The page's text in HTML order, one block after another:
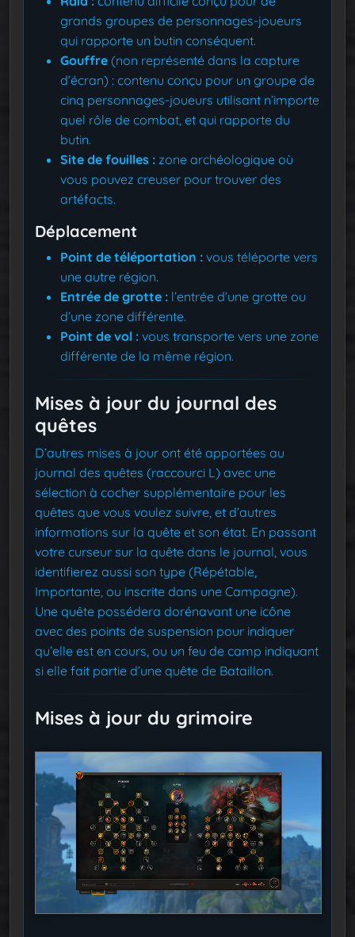
grands groupes de personnages-joueurs
qui rapporte un butin conséquent.
Gouffre (non représenté dans la capture
d’écran) : contenu conçu pour un groupe de
cinq personnages-joueurs utilisant n’importe
quel rôle de combat, et qui rapporte du
butin.
Site de fouilles : zone archéologique où
vous pouvez creuser pour trouver des
artéfacts.
Déplacement
Point de téléportation : vous téléporte vers
une autre région.
Entrée de grotte : l’entrée d’une grotte ou
d’une zone différente.
Point de vol : vous transporte vers une zone
différente de la même région.
Mises à jour du journal des
quêtes
D’autres mises à jour ont été apportées au
journal des quêtes (raccourci L) avec une
sélection à cocher supplémentaire pour les
quêtes que vous voulez suivre, et d’autres
informations sur la quête et son état. En passant
votre curseur sur la quête dans le journal, vous
identifierez aussi son type (Répétable,
Importante, ou inscrite dans une Campagne).
Une quête possédera dorénavant une icône
avec des points de suspension pour indiquer
qu’elle est en cours, ou un feu de camp indiquant
si elle fait partie d’une quête de Bataillon.
Mises à jour du grimoire